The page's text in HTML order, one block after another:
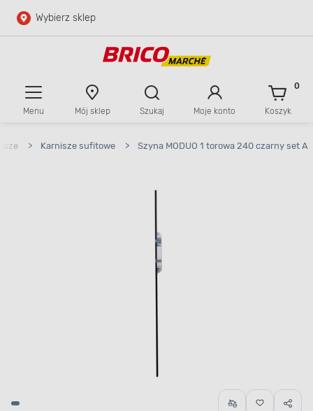
Przejdź do głównej zawartości
Wybierz sklep
Menu Mój sklep Szukaj Moje konto Koszyk
0
> Karnisze sufitowe > Szyna MODUO 1 torowa 240 czarny set A